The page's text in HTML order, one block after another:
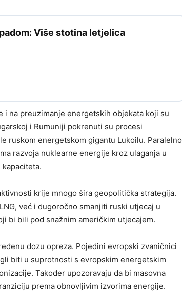
Više stotina letjelica
i na preuzimanje energetskih objekata koji su
i Rumuniji pokrenuti su procesi
ruskom energetskom gigantu Lukoilu. Paralelno
razvoja nuklearne energije kroz ulaganja u
krije mnogo šira geopolitička strategija.
već i dugoročno smanjiti ruski utjecaj u
bi bili pod snažnim američkim utjecajem.
dozu opreza. Pojedini evropski zvaničnici
biti u suprotnosti s evropskim energetskim
Također upozoravaju da bi masovna
prema obnovljivim izvorima energije.